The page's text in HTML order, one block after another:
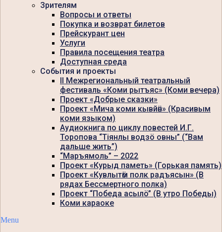
Зрителям
Вопросы и ответы
Покупка и возврат билетов
Прейскурант цен
Услуги
Правила посещения театра
Доступная среда
События и проекты
II Межрегиональный театральный
фестиваль «Коми рытъяс» (Коми вечера)
Проект «Добрые сказки»
Проект «Мича коми кывйӧн» (Красивым
коми языком)
Аудиокнига по циклу повестей И.Г.
Торопова “Тiянлы водзö овны” (“Вам
дальше жить”)
“Маръямоль” – 2022
Проект «Курыд паметь» (Горькая память)
Проект «Кувлытӧм полк радъясын» (В
рядах Бессмертного полка)
Проект “Победа асылö” (В утро Победы)
Коми караоке
Menu